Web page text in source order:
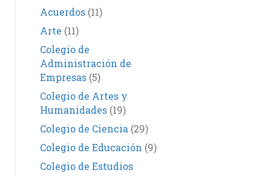
Acuerdos(11)
Arte (11)
Colegio de
Administración de
Empresas(5)
Colegio de Artes y
Humanidades(19)
Colegio de Ciencia (29)
Colegio de Educación (9)
Colegio de Estudios